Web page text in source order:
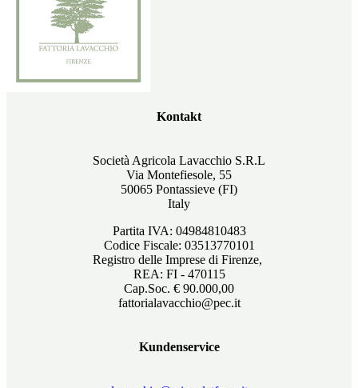
Kontakt
Società Agricola Lavacchio S.R.L
Via Montefiesole, 55
50065 Pontassieve (FI)
Italy
Partita IVA: 04984810483
Codice Fiscale: 03513770101
Registro delle Imprese di Firenze,
REA: FI - 470115
Cap.Soc. € 90.000,00
fattorialavacchio@pec.it
Kundenservice